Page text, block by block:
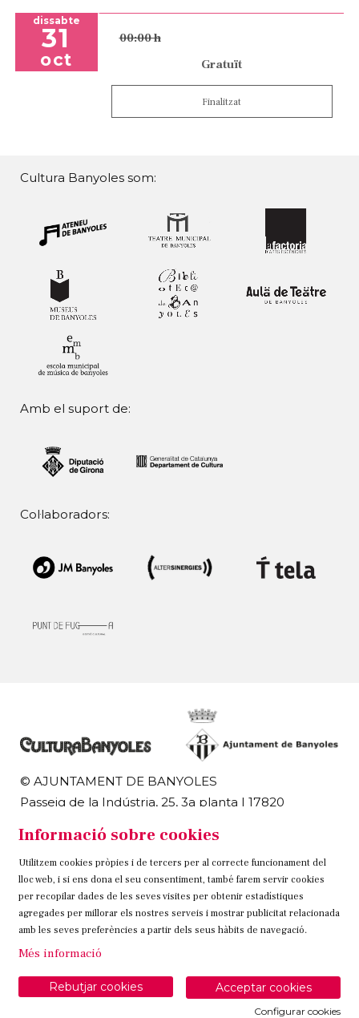
dissabte
31
oct
00:00 h
Gratuït
Finalitzat
Cultura Banyoles som:
Amb el suport de:
Col·laboradors:
© AJUNTAMENT DE BANYOLES
Passeig de la Indústria, 25, 3a planta | 17820
972 58 18 48 | 972 57 00 50
Sitemap Avís Legal Ús de Cookies Contacteu
Link a instagram
Link a twitter
Link a facebook
Informació sobre cookies
Utilitzem cookies pròpies i de tercers per al correcte funcionament del
lloc web, i si ens dona el seu consentiment, també farem servir cookies
per recopilar dades de les seves visites per obtenir estadístiques
agregades per millorar els nostres serveis i mostrar publicitat relacionada
amb les seves preferències a partir dels seus hàbits de navegació.
Més informació
Acceptar cookies
Rebutjar cookies
Configurar cookies